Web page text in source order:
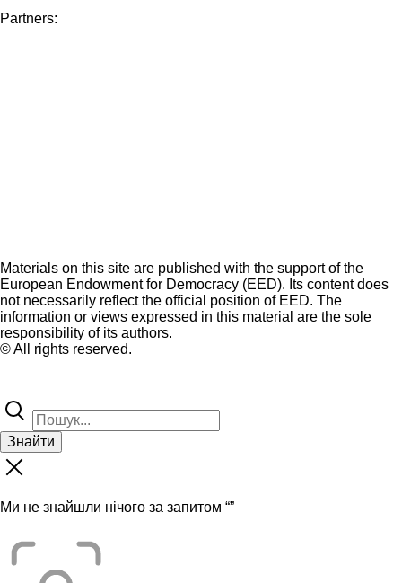
Partners:
Materials on this site are published with the support of the
European Endowment for Democracy (EED). Its content does
not necessarily reflect the official position of EED. The
information or views expressed in this material are the sole
responsibility of its authors.
© All rights reserved.
Знайти
Ми не знайшли нічого за запитом “”